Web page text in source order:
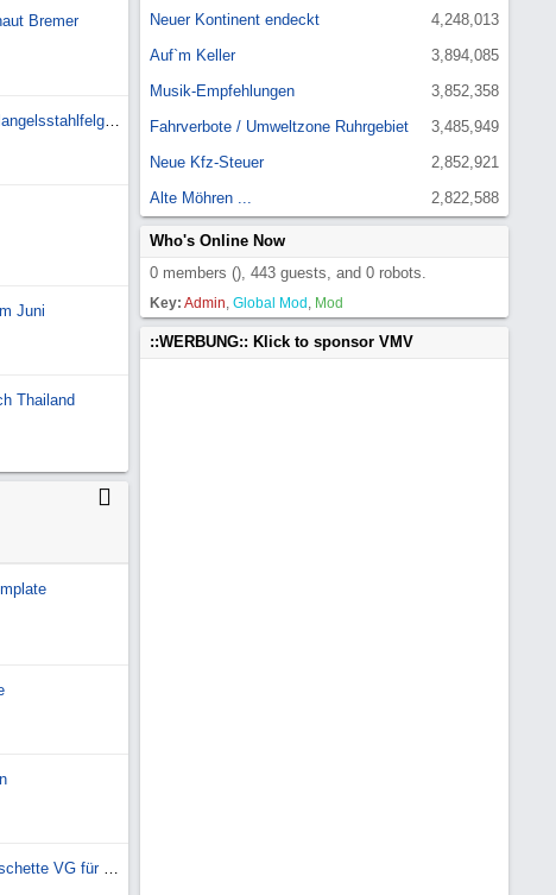
Bremer
Gutachten gesucht für Mangelsstahlfelgen für Toyot
Juni
Thailand
Suche Schalthebelmannschette VG für G - Modell
4,248,013
Neuer Kontinent endeckt
3,894,085
Auf`m Keller
3,852,358
Musik-Empfehlungen
3,485,949
Fahrverbote / Umweltzone Ruhrgebiet
2,852,921
Neue Kfz-Steuer
2,822,588
Alte Möhren ...
Who's Online Now
0 members (), 443 guests, and 0 robots.
Key: Admin, Global Mod , Mod
::WERBUNG:: Klick to sponsor VMV